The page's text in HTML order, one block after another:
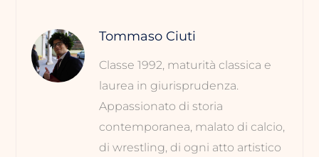
Tommaso Ciuti
Classe 1992, maturità classica e
laurea in giurisprudenza.
Appassionato di storia
contemporanea, malato di calcio,
di wrestling, di ogni atto artistico